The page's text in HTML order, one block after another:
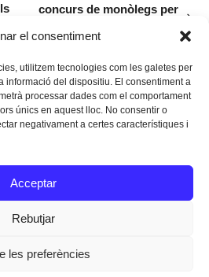
el consentiment
utilitzem tecnologies com les galetes per
informació del dispositiu. El consentiment a
processar dades com el comportament
únics en aquest lloc. No consentir o
negativament a certes característiques i
Acceptar
Rebutjar
les preferències
post:
concurs de monòlegs per
semiprofessionals
Instagram
Facebook
Twitter
Texts Legals